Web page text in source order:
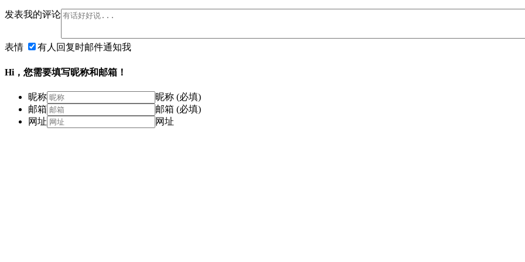
发表我的评论
表情 有人回复时邮件通知我
Hi，您需要填写昵称和邮箱！
昵称
昵称 (必填)
邮箱
邮箱 (必填)
网址
网址